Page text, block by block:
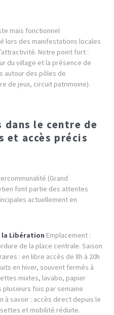
mais fonctionnel
lors des manifestations locales
Notre point fort :
du village et la présence de
autour des pôles de
de jeux, circuit patrimoine).
le centre de
et accès précis
(Grand
font partie des attentes
actuellement en
la Libération Emplacement :
de la place centrale. Saison
: en libre accès de 8h à 20h
en hiver, souvent fermés à
mixtes, lavabo, papier
fois par semaine
à savoir : accès direct depuis le
et mobilité réduite.